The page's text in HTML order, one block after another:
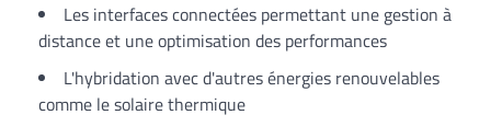
Les interfaces connectées permettant une gestion à
distance et une optimisation des performances
L'hybridation avec d'autres énergies renouvelables
comme le solaire thermique